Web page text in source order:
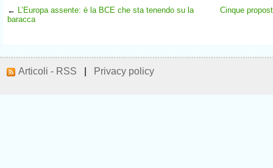
← L’Europa assente: è la BCE che sta tenendo su la
baracca
Cinque
Articoli - RSS Privacy policy